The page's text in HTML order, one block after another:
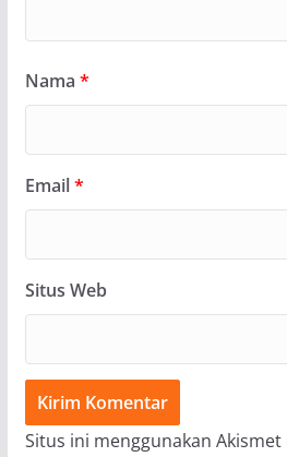
Nama *
Email*
Situs Web
Situs ini menggunakan